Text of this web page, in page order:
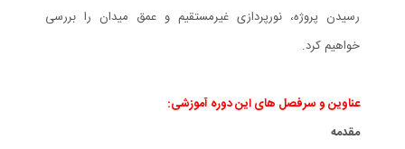
رسیدن پروژه، نورپردازی غیرمستقیم و عمق میدان را بررسی
خواهیم کرد.
عناوین و سرفصل های این دوره آموزشی:
مقدمه